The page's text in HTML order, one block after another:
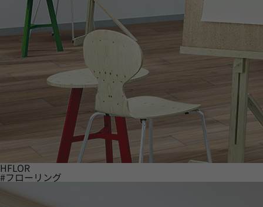
HFLOR
#フローリング